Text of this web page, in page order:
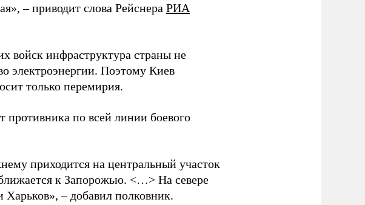
– приводит слова Рейснера РИА
войск инфраструктура страны не
электроэнергии. Поэтому Киев
только перемирия.
противника по всей линии боевого
приходится на центральный участок
к Запорожью. <…> На севере
– добавил полковник.